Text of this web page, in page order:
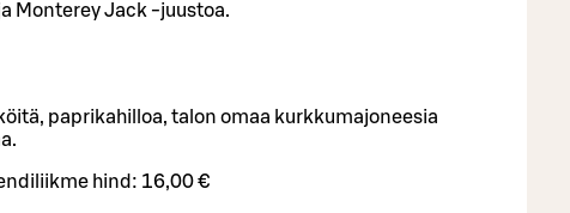
Monterey Jack -juustoa.
paprikahilloa, talon omaa kurkkumajoneesia
hind: 16,00 €